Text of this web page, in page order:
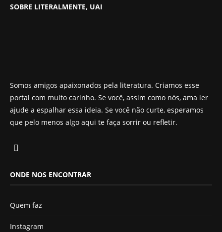
SOBRE LITERALMENTE, UAI
Somos amigos apaixonados pela literatura. Criamos esse
portal com muito carinho. Se você, assim como nós, ama ler
ajude a espalhar essa ideia. Se você não curte, esperamos
que pelo menos algo aqui te faça sorrir ou refletir.
ONDE NOS ENCONTRAR
Quem faz
Instagram